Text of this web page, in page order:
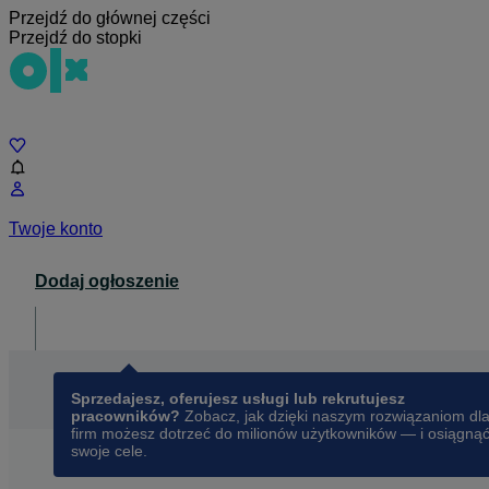
Przejdź do głównej części
Przejdź do stopki
Twoje konto
Dodaj ogłoszenie
Sprzedajesz, oferujesz usługi lub rekrutujesz
pracowników? Zobacz, jak dzięki naszym rozwiązaniom dla
firm możesz dotrzeć do milionów użytkowników — i osiągnąć
swoje cele.